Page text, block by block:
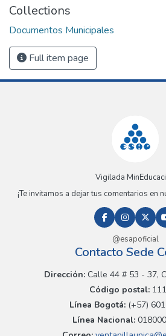
Collections
Documentos Municipales
Full item page
Vigilada
¡Te invitamos a dejar tus comentarios en
@esapoficial
Contacto Sede
Dirección:Calle 44 # 53 - 37,
Código postal:
Línea Bogotá:(+57)
Línea Nacional: